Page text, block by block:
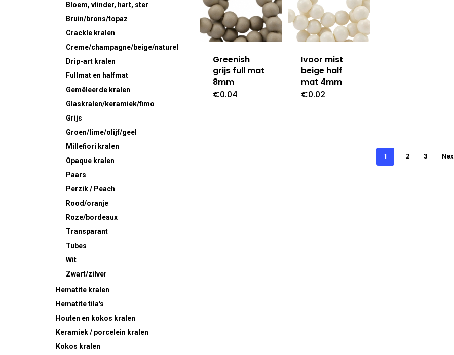
Bloem, vlinder, hart, ster
Bruin/brons/topaz
Crackle kralen
Creme/champagne/beige/naturel
Drip-art kralen
Fullmat en halfmat
Gemêleerde kralen
Glaskralen/keramiek/fimo
Grijs
Groen/lime/olijf/geel
Millefiori kralen
Opaque kralen
Paars
Perzik / Peach
Rood/oranje
Roze/bordeaux
Transparant
Tubes
Wit
Zwart/zilver
Hematite kralen
Hematite tila's
Houten en kokos kralen
Keramiek / porcelein kralen
Kokos kralen
Greenish
grijs full mat
8mm
€0.04
Ivoor mist
beige half
mat 4mm
€0.02
1 2 3